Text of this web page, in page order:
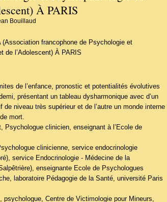
À PARIS
Bouillaud
(Association francophone de Psychologie et
de l’Adolescent) À PARIS
de l’enfance, pronostic et potentialités évolutives
présentant un tableau dysharmonique avec d’un
niveau très supérieur et de l’autre un monde interne
mort.
Psychologue clinicien, enseignant à l’Ecole de
clinicienne, service endocrinologie
service Endocrinologie - Médecine de la
enseignante Ecole de Psychologues
laboratoire Pédagogie de la Santé, université Paris
psychologue, Centre de Victimologie pour Mineurs,